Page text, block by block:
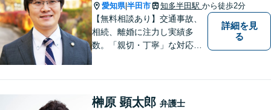
愛知県|半田市 知多半田駅 から徒歩2分
【無料相談あり】交通事故、
相続、離婚に注力し実績多
数。「親切・丁寧」な対応
詳細を見
る
榊原 顕太郎 弁護士